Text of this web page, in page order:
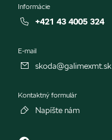
Informácie
+421 43 4005 324
E-mail
skoda@galimexmt.sk
Kontaktný formulár
Napíšte nám